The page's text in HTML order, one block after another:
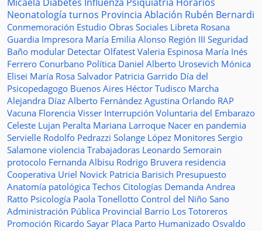
Neonatología turnos Provincia Ablación Rubén Bernardi
Conmemoración Estudio Obras Sociales Libreta Rosana
Guardia Impresora María Emilia Alonso Región III Seguridad
Baño modular Detectar Olfatest Valeria Espinosa María Inés
Ferrero Conurbano Política Daniel Alberto Urosevich Mónica
Elisei María Rosa Salvador Patricia Garrido Día del
Psicopedagogo Buenos Aires Héctor Tudisco Marcha
Alejandra Díaz Alberto Fernández Agustina Orlando RAP
Vacuna Florencia Visser Interrupción Voluntaria del Embarazo
Celeste Lujan Peralta Mariana Larroque Nacer en pandemia
Servielle Rodolfo Pedrazzi Solange López Monitores Sergio
Salamone violencia Trabajadoras Leonardo Semorain
protocolo Fernanda Albisu Rodrigo Bruvera residencia
Cooperativa Uriel Novick Patricia Barisich Presupuesto
Anatomía patológica Techos Citologías Demanda Andrea
Ratto Psicología Paola Tonellotto Control del Niño Sano
Administración Pública Provincial Barrio Los Totoreros
Promoción Ricardo Sayar Placa Parto Humanizado Osvaldo